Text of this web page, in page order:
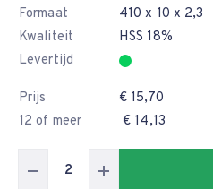
Formaat
410 x 10 x 2,3
Kwaliteit
HSS 18%
Levertijd
Prijs
€ 15,70
12 of meer
€ 14,13